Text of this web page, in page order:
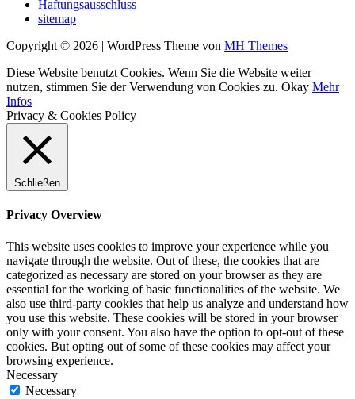
Haftungsausschluss
sitemap
Copyright © 2026 | WordPress Theme von MH Themes
Diese Website benutzt Cookies. Wenn Sie die Website weiter
nutzen, stimmen Sie der Verwendung von Cookies zu. Okay Mehr
Infos
Privacy & Cookies Policy
Schließen
Privacy Overview
This website uses cookies to improve your experience while you
navigate through the website. Out of these, the cookies that are
categorized as necessary are stored on your browser as they are
essential for the working of basic functionalities of the website. We
also use third-party cookies that help us analyze and understand how
you use this website. These cookies will be stored in your browser
only with your consent. You also have the option to opt-out of these
cookies. But opting out of some of these cookies may affect your
browsing experience.
Necessary
Necessary